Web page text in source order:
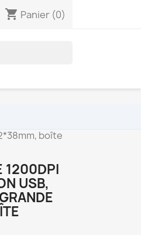
shopping_cart Panier (0)
boîte
1200DPI
USB,